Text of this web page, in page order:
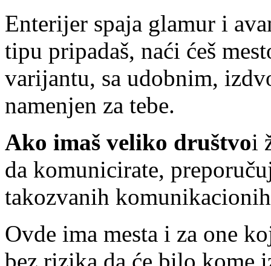
Enterijer spaja glamur i
tipu pripadaš, naći ćeš
varijantu, sa udobnim,
namenjen za tebe.
Ako imaš veliko društvoi
da komunicirate,
takozvanih
Ovde ima mesta i za one